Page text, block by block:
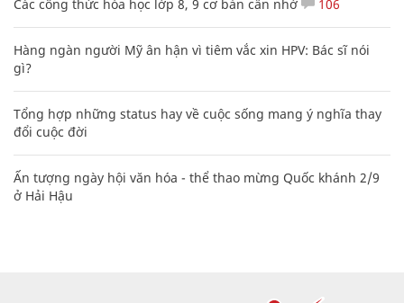
Các công thức hóa học lớp 8, 9 cơ bản cần nhớ 106
Hàng ngàn người Mỹ ân hận vì tiêm vắc xin HPV: Bác sĩ nói
gì?
Tổng hợp những status hay về cuộc sống mang ý nghĩa thay
đổi cuộc đời
Ấn tượng ngày hội văn hóa - thể thao mừng Quốc khánh 2/9
ở Hải Hậu